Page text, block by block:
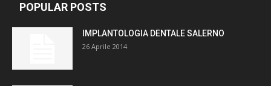
POPULAR POSTS
IMPLANTOLOGIA DENTALE SALERNO
26 Aprile 2014